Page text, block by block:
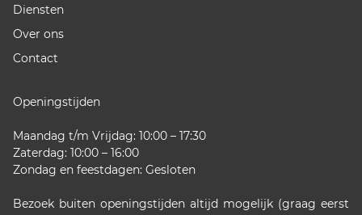
Diensten
Over ons
Contact
Openingstijden
Maandag t/m Vrijdag: 10:00 – 17:30
Zaterdag: 10:00 – 16:00
Zondag en feestdagen: Gesloten
Bezoek buiten openingstijden altijd mogelijk (graag eerst